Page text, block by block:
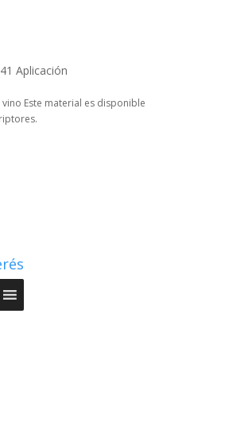
Aplicación
Este material es disponible